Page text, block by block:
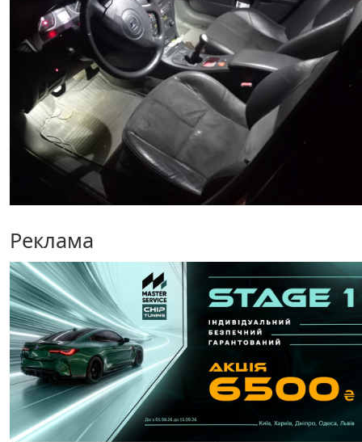
Реклама